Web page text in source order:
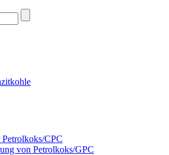
CPC
von Petrolkoks/GPC